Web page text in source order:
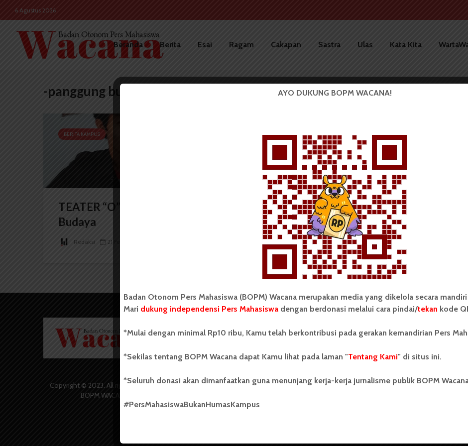
6 Agustus 2026
Beranda Berita Esai Ragam Cakapan Sastra Ulas Kata Kita
-panggung budaya
BERITA KAMPUS
TEATER “O” Adakan Panggung
Budaya
Redaksi 21 Februari 2019
Copyright © 2023. All rights reserved
BOPM WACANA.
Wacana merupakan pers mahasiswa
secara mandiri oleh mahasiswa
Universitas Sumatera Utara (USU).
salah satu Unit Kegiatan Mahasiswa
dengan nama Pers Mahasiswa SUARA
USU yang berdiri pada 1 Juli 1995.
Info Iklan
Pedoman Media Siber
AYO DUKUNG BOPM WACANA!
Badan Otonom Pers Mahasiswa (BOPM) Wacana merupakan media yang dikelola secara
Mari dukung independensi Pers Mahasiswadengan berdonasi melalui cara pindai/tekan kode
*Mulai dengan minimal Rp10 ribu, Kamu telah berkontribusi pada gerakan kemandirian Pers
*Sekilas tentang BOPM Wacana dapat Kamu lihat pada laman "Tentang Kami" di situs ini.
*Seluruh donasi akan dimanfaatkan guna menunjang kerja-kerja jurnalisme publik BOPM
#PersMahasiswaBukanHumasKampus